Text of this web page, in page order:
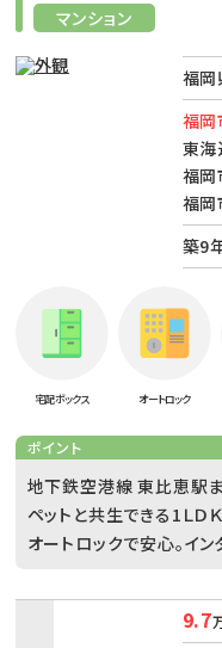
マンション
福岡
福岡
東海
福
福
築9
宅配ボックス オートロック
ポイント
地下鉄空港線 東比恵駅
ペットと共生できる1ＬＤ
オートロックで安心。イン
9.7